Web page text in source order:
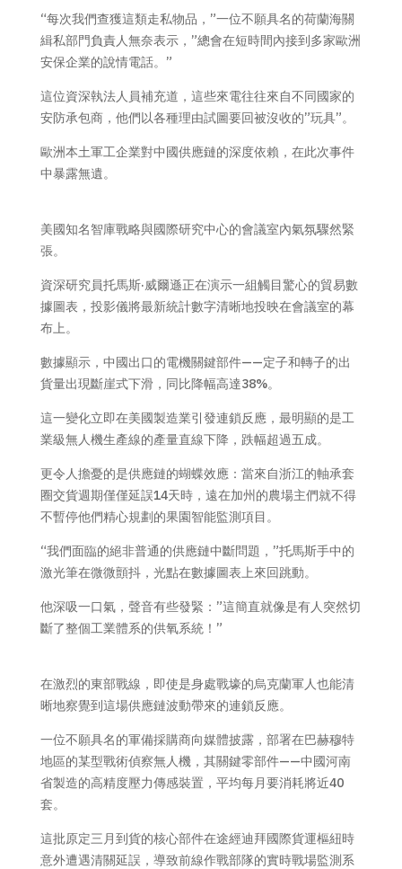
“每次我們查獲這類走私物品，”一位不願具名的荷蘭海關
緝私部門負責人無奈表示，”總會在短時間內接到多家歐洲
安保企業的說情電話。”
這位資深執法人員補充道，這些來電往往來自不同國家的
安防承包商，他們以各種理由試圖要回被沒收的”玩具”。
歐洲本土軍工企業對中國供應鏈的深度依賴，在此次事件
中暴露無遺。
美國知名智庫戰略與國際研究中心的會議室內氣氛驟然緊
張。
資深研究員托馬斯·威爾遜正在演示一組觸目驚心的貿易數
據圖表，投影儀將最新統計數字清晰地投映在會議室的幕
布上。
數據顯示，中國出口的電機關鍵部件——定子和轉子的出
貨量出現斷崖式下滑，同比降幅高達38%。
這一變化立即在美國製造業引發連鎖反應，最明顯的是工
業級無人機生產線的產量直線下降，跌幅超過五成。
更令人擔憂的是供應鏈的蝴蝶效應：當來自浙江的軸承套
圈交貨週期僅僅延誤14天時，遠在加州的農場主們就不得
不暫停他們精心規劃的果園智能監測項目。
“我們面臨的絕非普通的供應鏈中斷問題，”托馬斯手中的
激光筆在微微顫抖，光點在數據圖表上來回跳動。
他深吸一口氣，聲音有些發緊：”這簡直就像是有人突然切
斷了整個工業體系的供氧系統！”
在激烈的東部戰線，即使是身處戰壕的烏克蘭軍人也能清
晰地察覺到這場供應鏈波動帶來的連鎖反應。
一位不願具名的軍備採購商向媒體披露，部署在巴赫穆特
地區的某型戰術偵察無人機，其關鍵零部件——中國河南
省製造的高精度壓力傳感裝置，平均每月要消耗將近40
套。
這批原定三月到貨的核心部件在途經迪拜國際貨運樞紐時
意外遭遇清關延誤，導致前線作戰部隊的實時戰場監測系